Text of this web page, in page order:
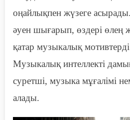
оңайлықпен жүзеге асырады
әуен шығарып, өздері өлең
қатар музыкалық
Музыкалық интеллекті
суретші, музыка мұғалімі
алады.